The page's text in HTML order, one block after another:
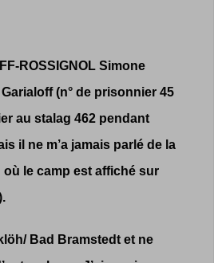
ROSSIGNOL Simone
(n° de prisonnier 45
au stalag 462 pendant
il ne m’a jamais parlé de la
le camp est affiché sur
Bad Bramstedt et ne